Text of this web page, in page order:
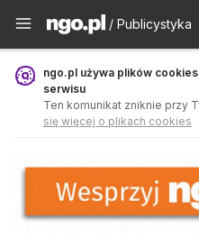
Publicystyka -
/ Publicystyka
ngo.pl używa plików
serwisu
Ten komunikat zniknie przy
się więcej o plikach cookies